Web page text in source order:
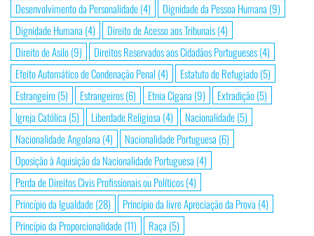
Desenvolvimento da Personalidade(4) Dignidade da Pessoa Humana (9)
Dignidade Humana (4) Direito de Acesso aos Tribunais(4)
Direito de Asilo(9) Direitos Reservados aos Cidadãos Portugueses(4)
Efeito Automático de Condenação Penal (4) Estatuto de Refugiado(5)
Estrangeiro(5) Estrangeiros(6) Etnia Cigana (9) Extradição(5)
Igreja Católica (5) Liberdade Religiosa (4) Nacionalidade(5)
Nacionalidade Angolana (4) Nacionalidade Portuguesa (6)
Oposição à Aquisição da Nacionalidade Portuguesa (4)
Perda de Direitos Civis Profissionais ou Políticos(4)
Princípio da Igualdade(28) Princípio da livre Apreciação da Prova (4)
Princípio da Proporcionalidade(11) Raça (5)